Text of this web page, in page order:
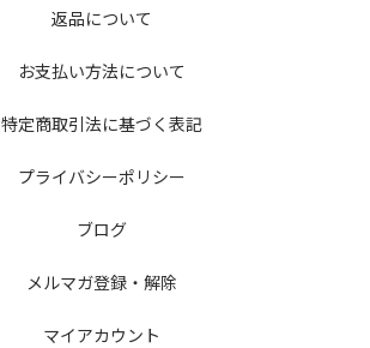
返品について
お支払い方法について
特定商取引法に基づく表記
プライバシーポリシー
ブログ
メルマガ登録・解除
マイアカウント